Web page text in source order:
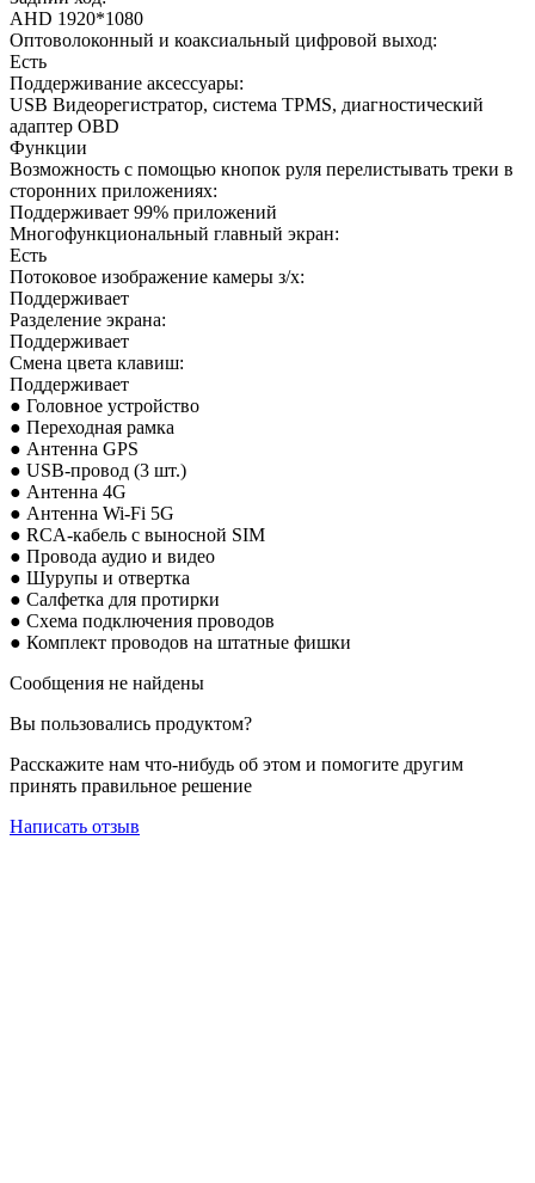
AHD 1920*1080
Оптоволоконный и коаксиальный цифровой выход:
Есть
Поддерживание аксессуары:
USB Видеорегистратор, система TPMS, диагностический
адаптер OBD
Функции
Возможность с помощью кнопок руля перелистывать треки в
сторонних приложениях:
Поддерживает 99% приложений
Многофункциональный главный экран:
Есть
Потоковое изображение камеры з/х:
Поддерживает
Разделение экрана:
Поддерживает
Смена цвета клавиш:
Поддерживает
● Головное устройство
● Переходная рамка
● Антенна GPS
● USB-провод (3 шт.)
● Антенна 4G
● Антенна Wi-Fi 5G
● RCA-кабель с выносной SIM
● Провода аудио и видео
● Шурупы и отвертка
● Салфетка для протирки
● Схема подключения проводов
● Комплект проводов на штатные фишки
Сообщения не найдены
Вы пользовались продуктом?
Расскажите нам что-нибудь об этом и помогите другим
принять правильное решение
Написать отзыв